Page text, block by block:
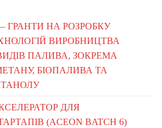
ГРАНТИ НА РОЗРОБКУ
ВИРОБНИЦТВА
ПАЛИВА, ЗОКРЕМА
БІОПАЛИВА ТА
ДЛЯ
(ACEON BATCH 6)